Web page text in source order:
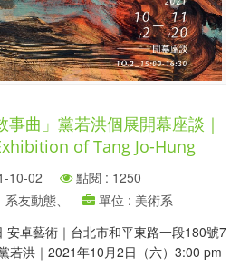
曲」黨若洪個展開幕座談｜
of Tang Jo-Hung
10-02
點閱 : 1250
友動態、
單位 : 美術系
卓藝術｜台北市和平東路一段180號7
若洪｜2021年10月2日（六）3:00 pm